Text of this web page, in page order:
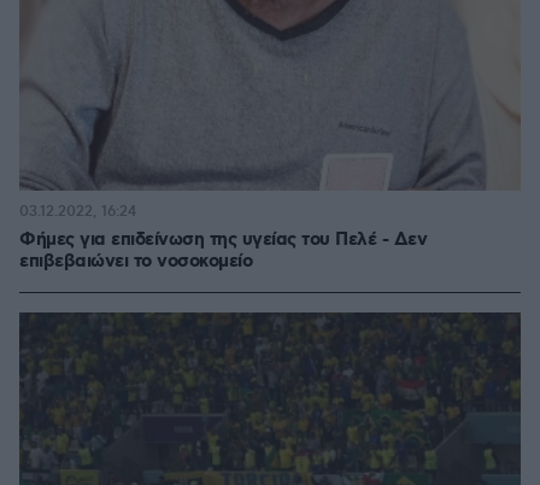
Φήμες για επιδείνωση της υγείας του Πελέ - Δεν
επιβεβαιώνει το νοσοκομείο
03.12.2022, 16:24